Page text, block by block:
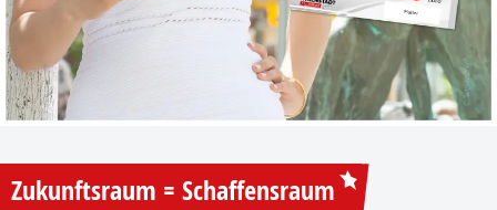
Zukunftsraum = Schaffensraum